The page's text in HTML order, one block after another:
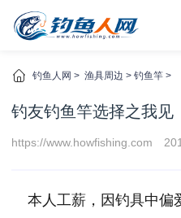
钓鱼人网 > 渔具周边 > 钓鱼竿 >
钓友钓鱼竿选择之我见
https://www.howfishing.com
本人工薪，因钓具中偏